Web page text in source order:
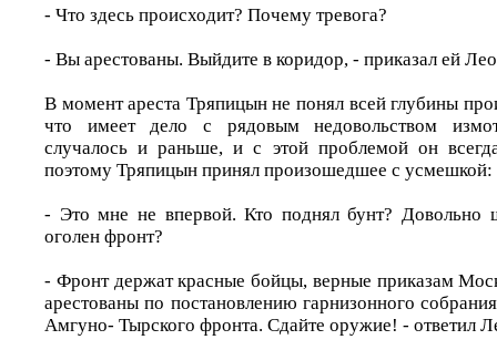
- Что здесь происходит? Почему тревога?
- Вы арестованы. Выйдите в коридор, - приказал ей
В момент ареста Тряпицын не понял всей глубины
что имеет дело с рядовым недовольством
случалось и раньше, и с этой проблемой он
поэтому Тряпицын принял произошедшее с усмешкой:
- Это мне не впервой. Кто поднял бунт? Довольно
оголен фронт?
- Фронт держат красные бойцы, верные приказам
арестованы по постановлению гарнизонного
Амгуно- Тырского фронта. Сдайте оружие! - ответил